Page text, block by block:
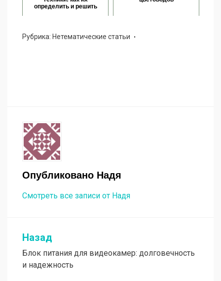
определить и решить
Рубрика: Нетематические статьи
Опубликовано Надя
Смотреть все записи от Надя
Навигация
по
записям
Назад
Блок питания для видеокамер: долговечность
и надежность